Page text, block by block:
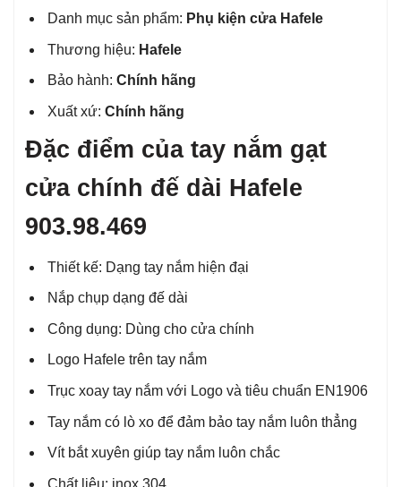
Danh mục sản phẩm: Phụ kiện cửa Hafele
Thương hiệu: Hafele
Bảo hành: Chính hãng
Xuất xứ: Chính hãng
Đặc điểm của tay nắm gạt
cửa chính đế dài Hafele
903.98.469
Thiết kế: Dạng tay nắm hiện đại
Nắp chụp dạng đế dài
Công dụng: Dùng cho cửa chính
Logo Hafele trên tay nắm
Trục xoay tay nắm với Logo và tiêu chuẩn EN1906
Tay nắm có lò xo để đảm bảo tay nắm luôn thẳng
Vít bắt xuyên giúp tay nắm luôn chắc
Chất liệu: inox 304